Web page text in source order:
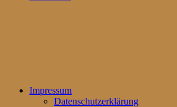
Impressum
Datenschutzerklärung